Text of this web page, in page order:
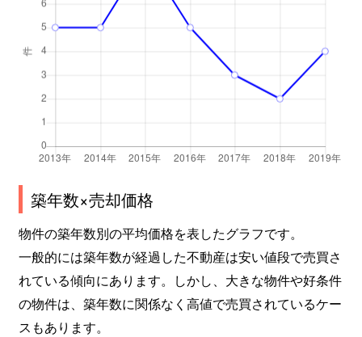
築年数×売却価格
物件の築年数別の平均価格を表したグラフです。
一般的には築年数が経過した不動産は安い値段で売買さ
れている傾向にあります。しかし、大きな物件や好条件
の物件は、築年数に関係なく高値で売買されているケー
スもあります。